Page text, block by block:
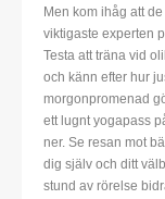
Men kom ihåg att
viktigaste experten
Testa att träna vid
och känn efter hur
morgonpromenad
ett lugnt yogapass
ner. Se resan mot
dig själv och ditt
stund av rörelse